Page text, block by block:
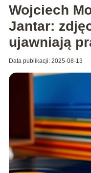
Wojciech
Jantar:
ujawniają
Data publikacji: 2025-08-13